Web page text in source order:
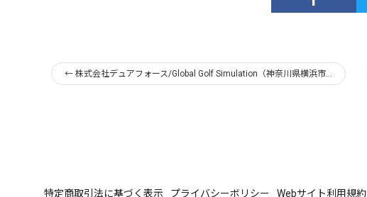
← 株式会社デュアフォース/Global Golf Simulation（神奈川県横浜市）
特定商取引法に基づく表示 プライバシーボリシー Webサイト利用規約